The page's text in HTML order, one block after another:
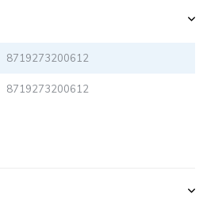
8719273200612
8719273200612